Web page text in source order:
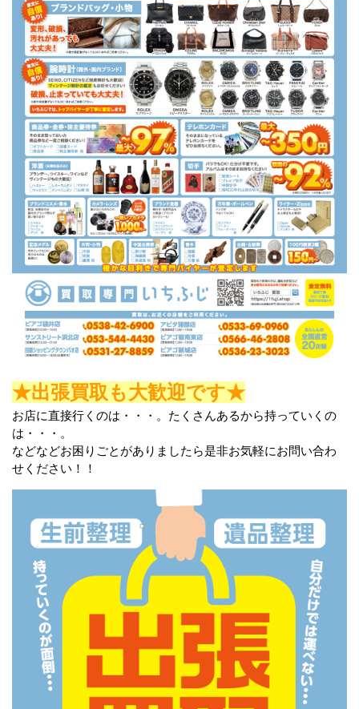
★出張買取も大歓迎です★
お店に直接行くのは・・・。たくさんあるから持っていくの
は・・・。
などなどお困りごとがありましたら是非お気軽にお問い合わ
せください！！